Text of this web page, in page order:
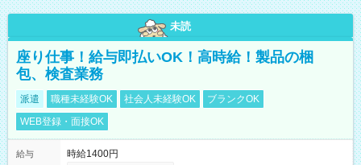
未読
座り仕事！給与即払いOK！高時給！製品の梱
包、検査業務
派遣 職種未経験OK 社会人未経験OK
ブランクOK
WEB登録・面接OK
給与
時給1400円